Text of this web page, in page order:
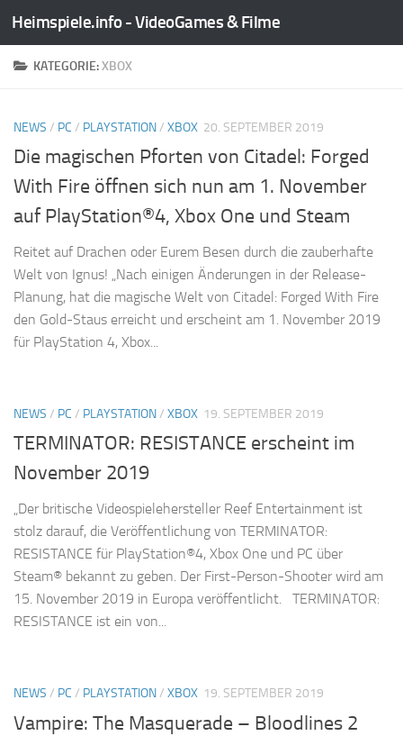
Zum Inhalt springen
Heimspiele.info - VideoGames & Filme
KATEGORIE:XBOX
NEWS / PC / PLAYSTATION/ XBOX 20. SEPTEMBER 2019
Die magischen Pforten von Citadel: Forged
With Fire öffnen sich nun am 1. November
auf PlayStation®4, Xbox One und Steam
Reitet auf Drachen oder Eurem Besen durch die zauberhafte
Welt von Ignus! „Nach einigen Änderungen in der Release-
Planung, hat die magische Welt von Citadel: Forged With Fire
den Gold-Staus erreicht und erscheint am 1. November 2019
für PlayStation 4, Xbox...
NEWS / PC / PLAYSTATION/ XBOX 19. SEPTEMBER 2019
TERMINATOR: RESISTANCE erscheint im
November 2019
„Der britische Videospielehersteller Reef Entertainment ist
stolz darauf, die Veröffentlichung von TERMINATOR:
RESISTANCE für PlayStation®4, Xbox One und PC über
Steam® bekannt zu geben. Der First-Person-Shooter wird am
15. November 2019 in Europa veröffentlicht. TERMINATOR:
RESISTANCE ist ein von...
NEWS / PC / PLAYSTATION/ XBOX 19. SEPTEMBER 2019
Vampire: The Masquerade – Bloodlines 2